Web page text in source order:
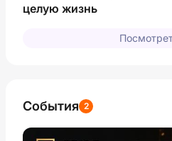
целую жизнь
События 2